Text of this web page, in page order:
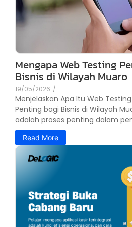
Mengapa Web Testing
Bisnis di Wilayah Muaro
19/05/2026 /
Menjelaskan Apa Itu Web
Penting bagi Bisnis di Wilayah
adalah proses penting dalam
Read More